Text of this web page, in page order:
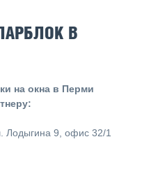
В
на окна в Перми
Лодыгина 9, офис 32/1